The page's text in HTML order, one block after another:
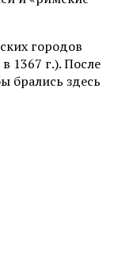
городов
1367 г.). После
брались здесь